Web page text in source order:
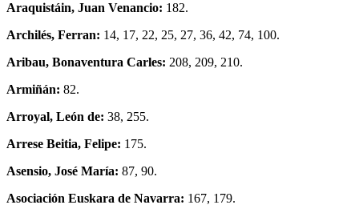
Araquistáin, Juan Venancio: 182.
Archilés, Ferran: 14, 17, 22, 25, 27, 36, 42, 74, 100.
Aribau, Bonaventura Carles: 208, 209, 210.
Armiñán: 82.
Arroyal, León de: 38, 255.
Arrese Beitia, Felipe: 175.
Asensio, José María: 87, 90.
Asociación Euskara de Navarra: 167, 179.